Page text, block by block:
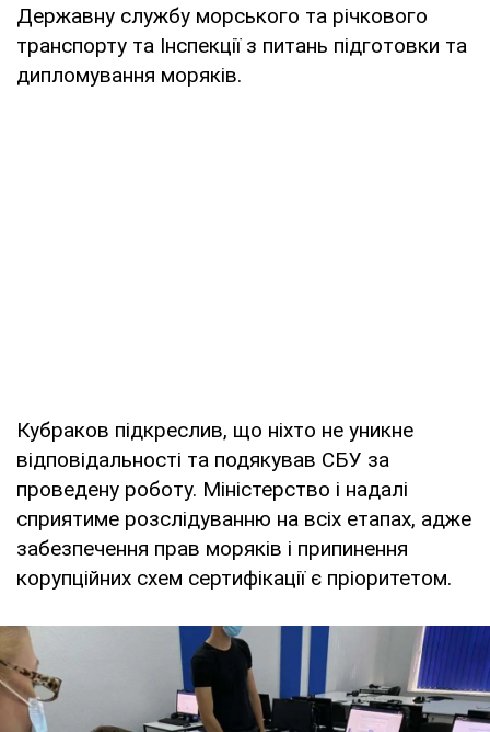
Державну службу морського та річкового
транспорту та Інспекції з питань підготовки та
дипломування моряків.
Кубраков підкреслив, що ніхто не уникне
відповідальності та подякував СБУ за
проведену роботу. Міністерство і надалі
сприятиме розслідуванню на всіх етапах, адже
забезпечення прав моряків і припинення
корупційних схем сертифікації є пріоритетом.